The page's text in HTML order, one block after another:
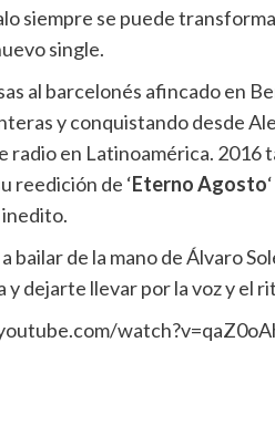
siempre se puede
single.
al barcelonés afincado en
y conquistando desde
radio en Latinoamérica. 2016
reedición de ‘Eterno Agosto
bailar de la mano de Álvaro
y dejarte llevar por la voz y el